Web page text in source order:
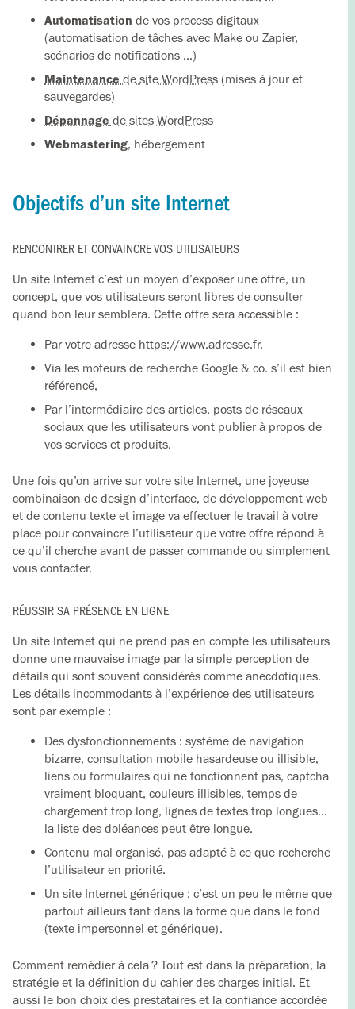
Automatisation de vos process digitaux
(automatisation de tâches avec Make ou Zapier,
scénarios de notifications …)
Maintenance de site WordPress (mises à jour et
sauvegardes)
Dépannage de sites WordPress
Webmastering, hébergement
Objectifs d’un site Internet
RENCONTRER ET CONVAINCRE VOS UTILISATEURS
Un site Internet c’est un moyen d’exposer une offre, un
concept, que vos utilisateurs seront libres de consulter
quand bon leur semblera. Cette offre sera accessible :
Par votre adresse https://www.adresse.fr,
Via les moteurs de recherche Google & co. s’il est bien
référencé,
Par l’intermédiaire des articles, posts de réseaux
sociaux que les utilisateurs vont publier à propos de
vos services et produits.
Une fois qu’on arrive sur votre site Internet, une joyeuse
combinaison de design d’interface, de développement web
et de contenu texte et image va effectuer le travail à votre
place pour convaincre l’utilisateur que votre offre répond à
ce qu’il cherche avant de passer commande ou simplement
vous contacter.
RÉUSSIR SA PRÉSENCE EN LIGNE
Un site Internet qui ne prend pas en compte les utilisateurs
donne une mauvaise image par la simple perception de
détails qui sont souvent considérés comme anecdotiques.
Les détails incommodants à l’expérience des utilisateurs
sont par exemple :
Des dysfonctionnements : système de navigation
bizarre, consultation mobile hasardeuse ou illisible,
liens ou formulaires qui ne fonctionnent pas, captcha
vraiment bloquant, couleurs illisibles, temps de
chargement trop long, lignes de textes trop longues…
la liste des doléances peut être longue.
Contenu mal organisé, pas adapté à ce que recherche
l’utilisateur en priorité.
Un site Internet générique : c’est un peu le même que
partout ailleurs tant dans la forme que dans le fond
(texte impersonnel et générique).
Comment remédier à cela ? Tout est dans la préparation, la
stratégie et la définition du cahier des charges initial. Et
aussi le bon choix des prestataires et la confiance accordée